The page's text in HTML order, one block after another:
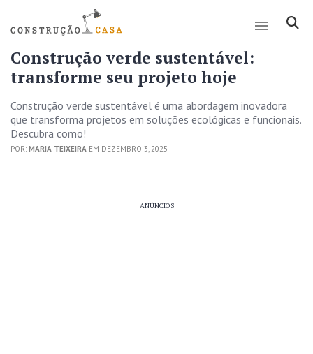
Construção verde sustentável:
transforme seu projeto hoje
Construção verde sustentável é uma abordagem inovadora
que transforma projetos em soluções ecológicas e funcionais.
Descubra como!
POR: MARIA TEIXEIRA EM DEZEMBRO 3, 2025
ANÚNCIOS